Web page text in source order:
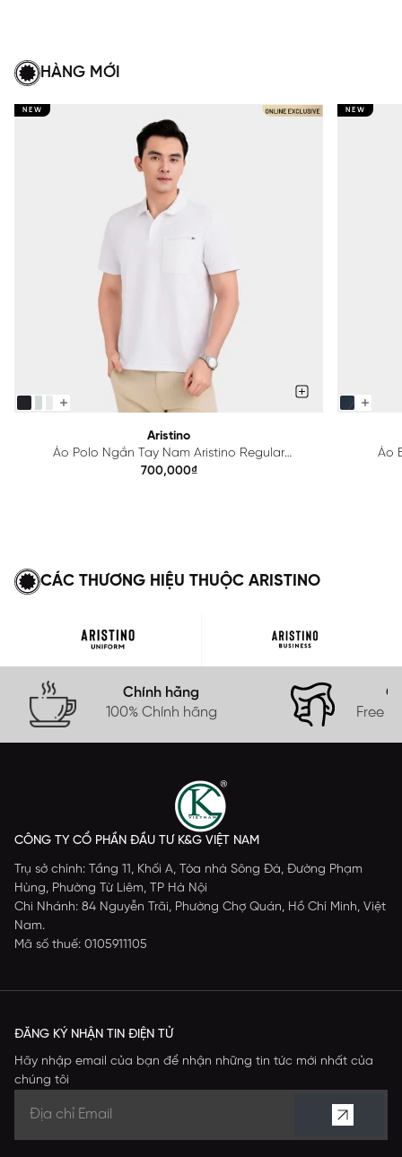
HÀNG MỚI
NEW
Aristino
Áo Polo Ngắn Tay Nam Aristino Regular
APS615EDP01
700,000₫
NEW
Áo
CÁC THƯƠNG HIỆU THUỘC ARISTINO
Chính hãng
100% Chính hãng
Free
CÔNG TY CỔ PHẦN ĐẦU TƯ K&G VIỆT NAM
Trụ sở chính: Tầng 11, Khối A, Tòa nhà Sông Đà, Đường Phạm
Hùng, Phường Từ Liêm, TP Hà Nội
Chi Nhánh: 84 Nguyễn Trãi, Phường Chợ Quán, Hồ Chí Minh, Việt
Nam.
Mã số thuế: 0105911105
ĐĂNG KÝ NHẬN TIN ĐIỆN TỬ
Hãy nhập email của bạn để nhận những tin tức mới nhất của
chúng tôi